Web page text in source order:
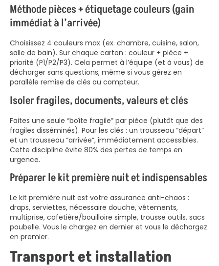
Méthode pièces + étiquetage couleurs (gain
immédiat à l’arrivée)
Choisissez 4 couleurs max (ex. chambre, cuisine, salon,
salle de bain). Sur chaque carton : couleur + pièce +
priorité (P1/P2/P3). Cela permet à l’équipe (et à vous) de
décharger sans questions, même si vous gérez en
parallèle remise de clés ou compteur.
Isoler fragiles, documents, valeurs et clés
Faites une seule “boîte fragile” par pièce (plutôt que des
fragiles disséminés). Pour les clés : un trousseau “départ”
et un trousseau “arrivée”, immédiatement accessibles.
Cette discipline évite 80% des pertes de temps en
urgence.
Préparer le kit première nuit et indispensables
Le kit première nuit est votre assurance anti-chaos :
draps, serviettes, nécessaire douche, vêtements,
multiprise, cafetière/bouilloire simple, trousse outils, sacs
poubelle. Vous le chargez en dernier et vous le déchargez
en premier.
Transport et installation